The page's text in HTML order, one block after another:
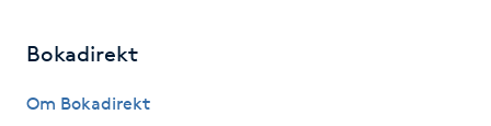
Klippning & Slingor
Klippning ungdom
Bokadirekt
Om Bokadirekt